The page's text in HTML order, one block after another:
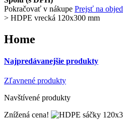
Pokračovať v nákupe Prejsť na
> HDPE vrecká 120x300 mm
Home
Najpredávanejšie produkty
Zľavnené produkty
Navštívené produkty
Znížená cena!